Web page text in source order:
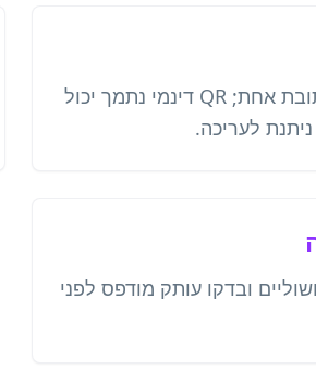
QR סטטי מכיל כתובת אחת; QR דינמי נתמך יכול
לעריכה.
ובדקו עותק מודפס לפני